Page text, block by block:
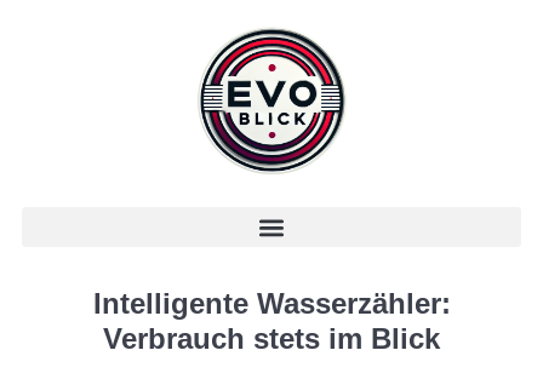
Intelligente Wasserzähler:
Verbrauch stets im Blick